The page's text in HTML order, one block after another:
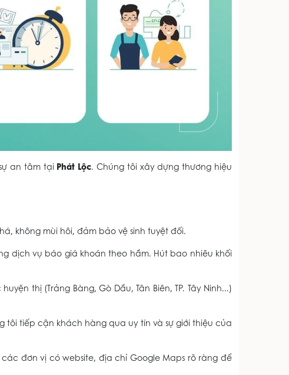
an tâm tại Phát Lộc. Chúng tôi xây dựng thương hiệu
không mùi hôi, đảm bảo vệ sinh tuyệt đối.
dịch vụ báo giá khoán theo hầm. Hút bao nhiêu khối
thị (Trảng Bàng, Gò Dầu, Tân Biên, TP. Tây Ninh...)
tôi tiếp cận khách hàng qua uy tín và sự giới thiệu của
đơn vị có website, địa chỉ Google Maps rõ ràng để